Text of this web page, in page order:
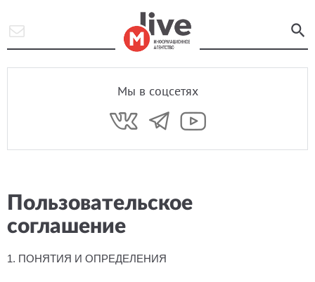
Мы в соцсетях
Пользовательское
соглашение
1. ПОНЯТИЯ И ОПРЕДЕЛЕНИЯ